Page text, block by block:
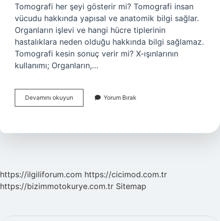
Tomografi her şeyi gösterir mi? Tomografi insan
vücudu hakkında yapısal ve anatomik bilgi sağlar.
Organların işlevi ve hangi hücre tiplerinin
hastalıklara neden olduğu hakkında bilgi sağlamaz.
Tomografi kesin sonuç verir mi? X-ışınlarının
kullanımı; Organların,…
Devamını okuyun Tomografide
Tümör
Yorum Bırak
https://ilgiliforum.com https://cicimod.com.tr
https://bizimmotokurye.com.tr Sitemap